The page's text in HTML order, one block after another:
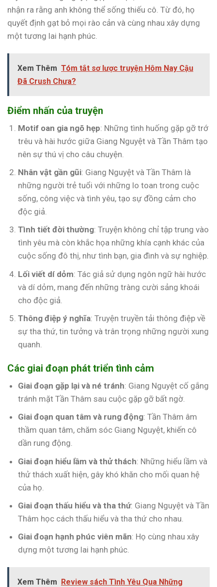
nhận ra rằng anh không thể sống thiếu cô. Từ đó, họ
quyết định gạt bỏ mọi rào cản và cùng nhau xây dựng
một tương lai hạnh phúc.
Xem Thêm Tóm tắt sơ lược truyện Hôm Nay Cậu
Đã Crush Chưa?
Điểm nhấn của truyện
Motif oan gia ngõ hẹp: Những tình huống gặp gỡ trớ
trêu và hài hước giữa Giang Nguyệt và Tần Thâm tạo
nên sự thú vị cho câu chuyện.
Nhân vật gần gũi: Giang Nguyệt và Tần Thâm là
những người trẻ tuổi với những lo toan trong cuộc
sống, công việc và tình yêu, tạo sự đồng cảm cho
độc giả.
Tình tiết đời thường: Truyện không chỉ tập trung vào
tình yêu mà còn khắc họa những khía cạnh khác của
cuộc sống đô thị, như tình bạn, gia đình và sự nghiệp.
Lối viết dí dỏm: Tác giả sử dụng ngôn ngữ hài hước
và dí dỏm, mang đến những tràng cười sảng khoái
cho độc giả.
Thông điệp ý nghĩa: Truyện truyền tải thông điệp về
sự tha thứ, tin tưởng và trân trọng những người xung
quanh.
Các giai đoạn phát triển tình cảm
Giai đoạn gặp lại và né tránh: Giang Nguyệt cố gắng
tránh mặt Tần Thâm sau cuộc gặp gỡ bất ngờ.
Giai đoạn quan tâm và rung động: Tần Thâm âm
thầm quan tâm, chăm sóc Giang Nguyệt, khiến cô
dần rung động.
Giai đoạn hiểu lầm và thử thách: Những hiểu lầm và
thử thách xuất hiện, gây khó khăn cho mối quan hệ
của họ.
Giai đoạn thấu hiểu và tha thứ: Giang Nguyệt và Tần
Thâm học cách thấu hiểu và tha thứ cho nhau.
Giai đoạn hạnh phúc viên mãn: Họ cùng nhau xây
dựng một tương lai hạnh phúc.
Xem Thêm Review sách Tình Yêu Qua Những